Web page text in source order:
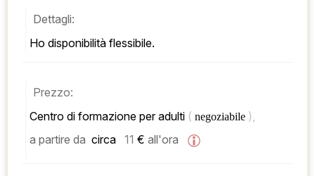
Dettagli:
Ho disponibilità flessibile.
Prezzo:
Centro di formazione per adulti ( negoziabile ),
a partire da circa 11 € all'ora